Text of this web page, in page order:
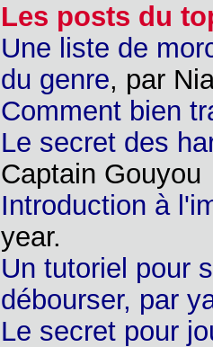
Les posts du
Une liste de
du genre, par
Comment bien
Le secret des
Captain Gouyou
Introduction à
year.
Un tutoriel pour
débourser, par
Le secret pour